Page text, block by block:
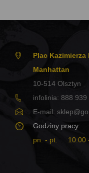
Plac Kazimierza
Manhattan
10-514 Olsztyn
infolinia: 888 939
E-mail:
Godziny pracy:
pn. - pt.
10:00